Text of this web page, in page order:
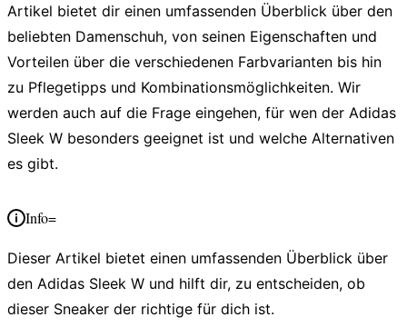
Artikel bietet dir einen umfassenden Überblick über den
beliebten Damenschuh, von seinen Eigenschaften und
Vorteilen über die verschiedenen Farbvarianten bis hin
zu Pflegetipps und Kombinationsmöglichkeiten. Wir
werden auch auf die Frage eingehen, für wen der Adidas
Sleek W besonders geeignet ist und welche Alternativen
es gibt.
Info=
Dieser Artikel bietet einen umfassenden Überblick über
den Adidas Sleek W und hilft dir, zu entscheiden, ob
dieser Sneaker der richtige für dich ist.